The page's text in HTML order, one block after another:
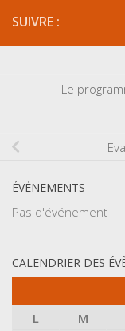
SUIVRE :
Le
ÉVÉNEMENTS
Pas d'événement
CALENDRIER DES
L
M